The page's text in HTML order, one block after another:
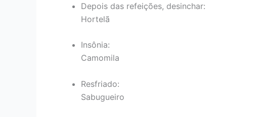
Depois das refeições, desinchar:
Hortelã
Insônia:
Camomila
Resfriado:
Sabugueiro